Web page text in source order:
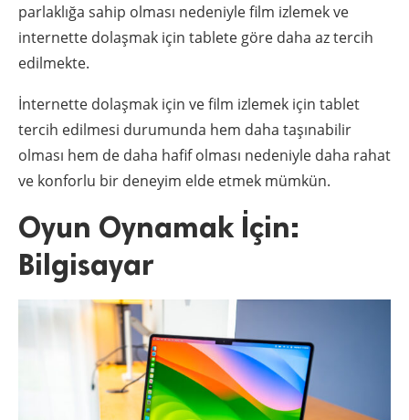
parlaklığa sahip olması nedeniyle film izlemek ve
internette dolaşmak için tablete göre daha az tercih
edilmekte.
İnternette dolaşmak için ve film izlemek için tablet
tercih edilmesi durumunda hem daha taşınabilir
olması hem de daha hafif olması nedeniyle daha rahat
ve konforlu bir deneyim elde etmek mümkün.
Oyun Oynamak İçin:
Bilgisayar